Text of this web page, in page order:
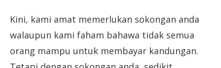
Kini, kami amat memerlukan sokongan anda
walaupun kami faham bahawa tidak semua
orang mampu untuk membayar kandungan.